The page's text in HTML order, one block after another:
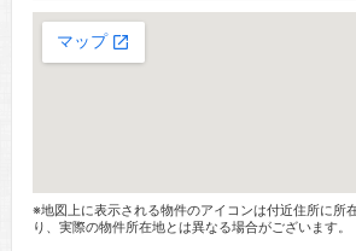
※地図上に表示される物件のアイコンは付近住所に所
り、実際の物件所在地とは異なる場合がございます。